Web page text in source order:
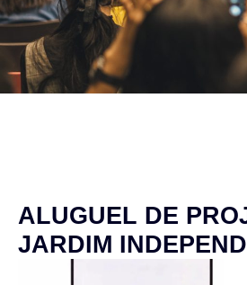
ALUGUEL DE
JARDIM